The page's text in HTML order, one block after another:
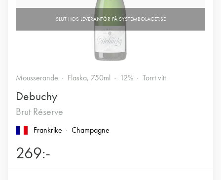
Mousserande Flaska, 750ml 12% Torrt vitt
Debuchy
Brut Réserve
Frankrike Champagne
269:-